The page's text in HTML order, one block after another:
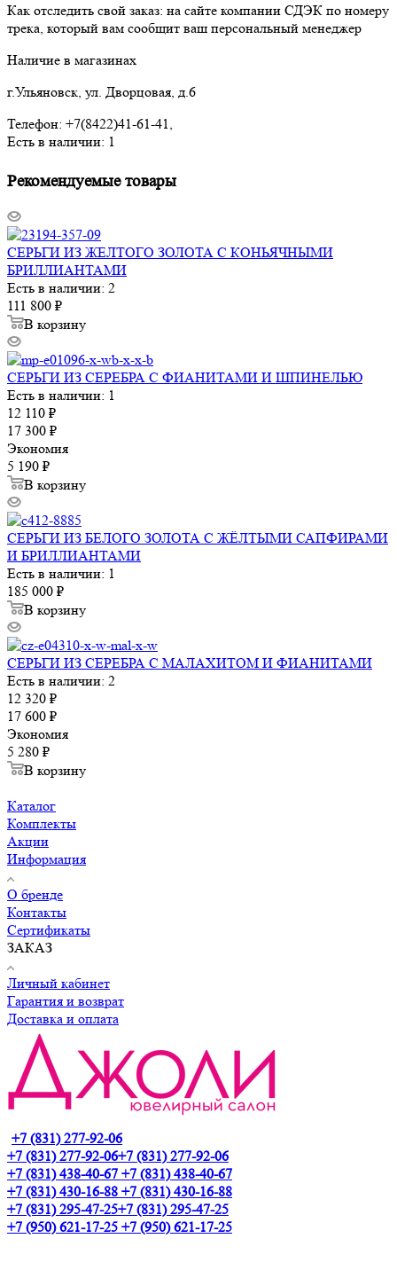
Как отследить свой заказ: на сайте компании СДЭК по номеру
трека, который вам сообщит ваш персональный менеджер
Наличие в магазинах
г.Ульяновск, ул. Дворцовая, д.6
Телефон: +7(8422)41-61-41,
Есть в наличии: 1
Рекомендуемые товары
СЕРЬГИ ИЗ ЖЕЛТОГО ЗОЛОТА С КОНЬЯЧНЫМИ
БРИЛЛИАНТАМИ
Есть в наличии: 2
111 800 ₽
В корзину
СЕРЬГИ ИЗ СЕРЕБРА С ФИАНИТАМИ И ШПИНЕЛЬЮ
Есть в наличии: 1
12 110 ₽
17 300 ₽
Экономия
5 190 ₽
В корзину
СЕРЬГИ ИЗ БЕЛОГО ЗОЛОТА С ЖЁЛТЫМИ САПФИРАМИ
И БРИЛЛИАНТАМИ
Есть в наличии: 1
185 000 ₽
В корзину
СЕРЬГИ ИЗ СЕРЕБРА С МАЛАХИТОМ И ФИАНИТАМИ
Есть в наличии: 2
12 320 ₽
17 600 ₽
Экономия
5 280 ₽
В корзину
Каталог
Комплекты
Акции
Информация
О бренде
Контакты
Сертификаты
ЗАКАЗ
Личный кабинет
Гарантия и возврат
Доставка и оплата
+7 (831) 277-92-06
+7 (831) 277-92-06+7 (831) 277-92-06
+7 (831) 438-40-67 +7 (831) 438-40-67
+7 (831) 430-16-88 +7 (831) 430-16-88
+7 (831) 295-47-25+7 (831) 295-47-25
+7 (950) 621-17-25 +7 (950) 621-17-25